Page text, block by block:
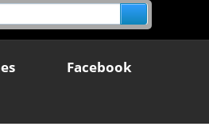
Facebook